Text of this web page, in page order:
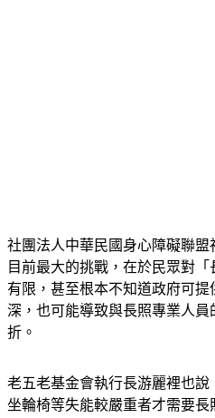
社團法人中華民國身心障礙聯
目前最大的挑戰，在於民眾對
有限，甚至根本不知道政府可
深，也可能導致與長照專業人
折。
老五老基金會執行長游麗裡也說
坐輪椅等失能較嚴重者才需要